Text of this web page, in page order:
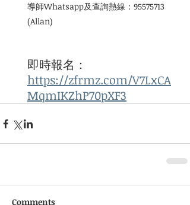
導師Whatsapp及查詢熱線：95575713
(Allan)
即時報名：
https://zfrmz.com/V7LxCA
MqmIKZhP70pXF3
Comments